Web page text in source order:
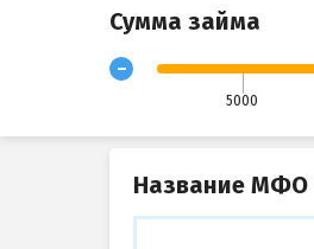
Сумма займа
-
5000
Название МФО